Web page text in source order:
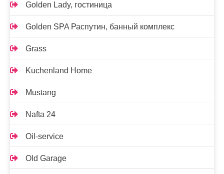
Golden Lady, гостиница
Golden SPA Распутин, банный комплекс
Grass
Kuchenland Home
Mustang
Nafta 24
Oil-service
Old Garage